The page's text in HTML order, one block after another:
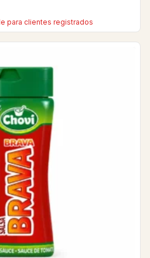
para clientes registrados